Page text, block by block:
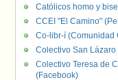
Católicos homo y
CCEI "El Camino"
Co-libr-í (Comunidad
Colectivo San
Colectivo Teresa de
(Facebook)